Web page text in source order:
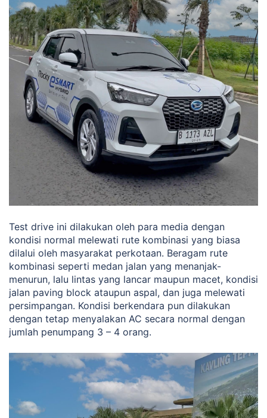
Test drive ini dilakukan oleh para media dengan
kondisi normal melewati rute kombinasi yang biasa
dilalui oleh masyarakat perkotaan. Beragam rute
kombinasi seperti medan jalan yang menanjak-
menurun, lalu lintas yang lancar maupun macet, kondisi
jalan paving block ataupun aspal, dan juga melewati
persimpangan. Kondisi berkendara pun dilakukan
dengan tetap menyalakan AC secara normal dengan
jumlah penumpang 3 – 4 orang.